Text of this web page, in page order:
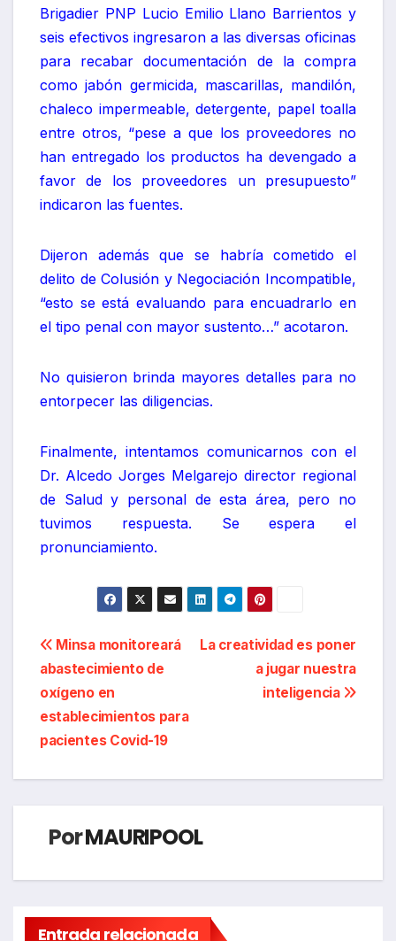
Brigadier PNP Lucio Emilio Llano Barrientos y
seis efectivos ingresaron a las diversas oficinas
para recabar documentación de la compra
como jabón germicida, mascarillas, mandilón,
chaleco impermeable, detergente, papel toalla
entre otros, “pese a que los proveedores no
han entregado los productos ha devengado a
favor de los proveedores un presupuesto”
indicaron las fuentes.
Dijeron además que se habría cometido el
delito de Colusión y Negociación Incompatible,
“esto se está evaluando para encuadrarlo en
el tipo penal con mayor sustento…” acotaron.
No quisieron brinda mayores detalles para no
entorpecer las diligencias.
Finalmente, intentamos comunicarnos con el
Dr. Alcedo Jorges Melgarejo director regional
de Salud y personal de esta área, pero no
tuvimos respuesta. Se espera el
pronunciamiento.
Navegación
de
entradas
La creatividad es poner
a jugar nuestra
inteligencia
Minsa monitoreará
abastecimiento de
oxígeno en
establecimientos para
pacientes Covid-19
PorMAURIPOOL
Entrada relacionada